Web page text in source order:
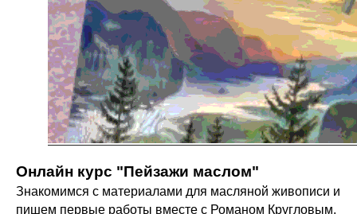
Онлайн курс "Пейзажи маслом"
Знакомимся с материалами для масляной живописи и
пишем первые работы вместе с Романом Кругловым.